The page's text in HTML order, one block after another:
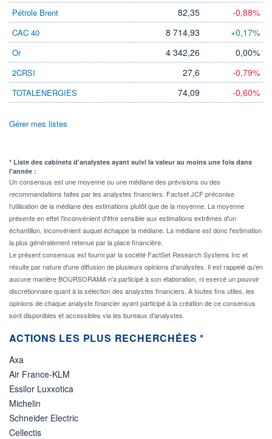
Pétrole Brent 82,35 -0,88%
CAC 40 8 714,93 +0,17%
Or 4 342,26 0,00%
2CRSI 27,6 -0,79%
TOTALENERGIES 74,09 -0,60%
Gérer mes listes
* Liste des cabinets d'analystes ayant suivi la valeur au moins une fois dans
l'année :
Un consensus est une moyenne ou une médiane des prévisions ou des
recommandations faites par les analystes financiers. Factset JCF préconise
l'utilisation de la médiane des estimations plutôt que de la moyenne. La moyenne
présente en effet l'inconvénient d'être sensible aux estimations extrêmes d'un
échantillon, inconvénient auquel échappe la médiane. La médiane est donc l'estimation
la plus généralement retenue par la place financière.
Le présent consensus est fourni par la société FactSet Research Systems Inc et
résulte par nature d'une diffusion de plusieurs opinions d'analystes. Il est rappelé qu'en
aucune manière BOURSORAMA n'a participé à son élaboration, ni exercé un pouvoir
discrétionnaire quant à la sélection des analystes financiers. A toutes fins utiles, les
opinions de chaque analyste financier ayant participé à la création de ce consensus
sont disponibles et accessibles via les bureaux d'analystes.
ACTIONS LES PLUS RECHERCHÉES *
Axa
Air France-KLM
Essilor Luxxotica
Michelin
Schneider Electric
Cellectis